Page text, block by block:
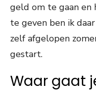
geld om te gaan
te geven ben ik
zelf afgelopen
gestart.
Waar gaat